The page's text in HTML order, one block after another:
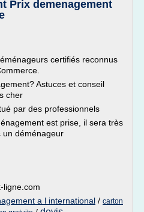
Prix demenagement
certifiés reconnus
Astuces et conseil
cher
par des professionnels
est prise, il sera très
un déménageur
ligne.com
a l international / carton